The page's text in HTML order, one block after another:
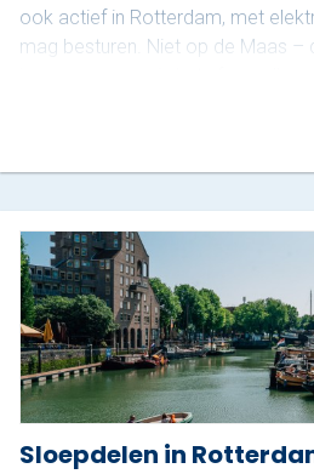
ook actief in Rotterdam, met
mag besturen. Niet op de Maas –
Haven. En dat maakt het juist zo
mooiste stukje van Rotterdam De
Sloepdelen in